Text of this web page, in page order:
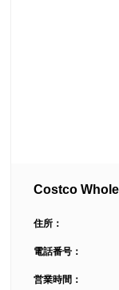
Costco
住所：
電話番号：
営業時間：